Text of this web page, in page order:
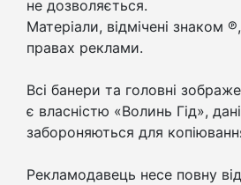
не дозволяється.
Матеріали, відмічені знаком
правах реклами.
Всі банери та головні
є власністю «Волинь Гід»,
забороняються для
Рекламодавець несе повну